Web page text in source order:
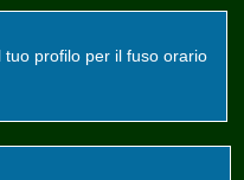
profilo per il fuso orario